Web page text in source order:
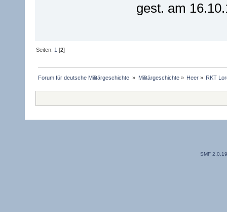
gest. am
Seiten:1 [2]
Forum für deutsche Militärgeschichte » Militärgeschichte» Heer» RKT
SMF 2.0.19